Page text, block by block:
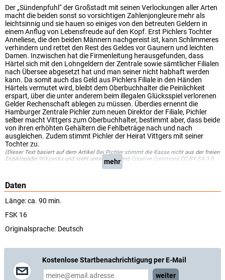
Der „Sündenpfuhl“ der Großstadt mit seinen Verlockungen aller Arten
macht die beiden sonst so vorsichtigen Zahlenjongleure mehr als
leichtsinnig und sie hauen so einiges von den betreuten Geldern in
einem Anflug von Lebensfreude auf den Kopf. Erst Pichlers Tochter
Anneliese, die den beiden Männern nachgereist ist, kann Schlimmeres
verhindern und rettet den Rest des Geldes vor Gaunern und leichten
Damen. Inzwischen hat die Firmenleitung herausgefunden, dass
Härtel sich mit den Lohngeldern der Zentrale sowie sämtlicher Filialen
nach Übersee abgesetzt hat und man seiner nicht habhaft werden
kann. Da somit auch das Geld aus Pichlers Filiale in den Händen
Härtels vermutet wird, bleibt dem Oberbuchhalter die Peinlichkeit
erspart, über die unter anderem beim illegalen Glücksspiel verlorenen
Gelder Rechenschaft ablegen zu müssen. Überdies ernennt die
Hamburger Zentrale Pichler zum neuen Direktor der Filiale, Pichler
selber macht Vittgers zum Oberbuchhalter, bestimmt aber, dass beide
von ihren erhöhten Gehältern die Fehlbeträge nach und nach
ausgleichen. Zudem stimmt Pichler der Heirat Vittgers mit seiner
Tochter zu.
(Dieser Text basiert auf dem Artikel Bei Pichler stimmt die Kasse nichtaus der freien
Enzyklopädie Wikipedia und steht unter der Lizenz Creative Commons CC-BY-SA 3.0
). In der Wikipedia ist eine
mehr
Daten
Länge: ca. 90 min.
FSK 16
Originalsprache: Deutsch
Kostenlose Startbenachrichtigung per E-Mail
weiter